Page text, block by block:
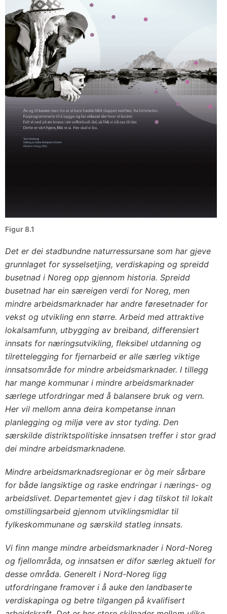
Figur 8.1
Det er dei stadbundne naturressursane som har gjeve
grunnlaget for sysselsetjing, verdiskaping og spreidd
busetnad i Noreg opp gjennom historia. Spreidd
busetnad har ein særeigen verdi for Noreg, men
mindre arbeidsmarknader har andre føresetnader for
vekst og utvikling enn større. Arbeid med attraktive
lokalsamfunn, utbygging av breiband, differensiert
innsats for næringsutvikling, fleksibel utdanning og
tilrettelegging for fjernarbeid er alle særleg viktige
innsatsområde for mindre arbeidsmarknader. I tillegg
har mange kommunar i mindre arbeidsmarknader
særlege utfordringar med å balansere bruk og vern.
Her vil mellom anna deira kompetanse innan
planlegging og miljø vere av stor tyding. Den
særskilde distriktspolitiske innsatsen treffer i stor grad
dei mindre arbeidsmarknadene.
Mindre arbeidsmarknadsregionar er òg meir sårbare
for både langsiktige og raske endringar i nærings- og
arbeidslivet. Departementet gjev i dag tilskot til lokalt
omstillingsarbeid gjennom utviklingsmidlar til
fylkeskommunane og særskild statleg innsats.
Vi finn mange mindre arbeidsmarknader i Nord-Noreg
og fjellområda, og innsatsen er difor særleg aktuell for
desse områda. Generelt i Nord-Noreg ligg
utfordringane framover i å auke den landbaserte
verdiskapinga og betre tilgangen på kvalifisert